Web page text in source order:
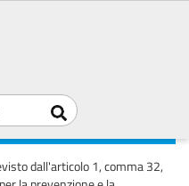
dall'articolo 1, comma 32,